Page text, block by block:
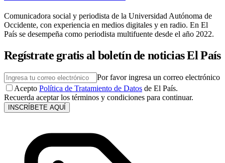
Comunicadora social y periodista de la Universidad Autónoma de
Occidente, con experiencia en medios digitales y en radio. En El
País se desempeña como periodista multifuente desde el año 2022.
Regístrate gratis al boletín de noticias El País
Por favor ingresa un correo electrónico
Acepto Política de Tratamiento de Datos de El País.
Recuerda aceptar los términos y condiciones para continuar.
INSCRÍBETE AQUÍ